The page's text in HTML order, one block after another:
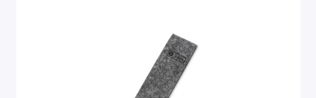
Аксессуары для торпеды и приборной
Аксессуары для чтения